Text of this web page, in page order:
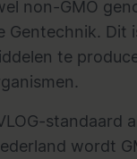
non-GMO
Gentechnik. Dit
te
standaard
wordt